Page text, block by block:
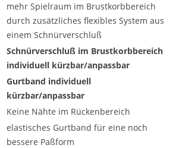
mehr Spielraum im Brustkorbbereich
durch zusätzliches flexibles System aus
einem Schnürverschluß
Schnürverschluß im Brustkorbbereich
individuell kürzbar/anpassbar
Gurtband individuell
kürzbar/anpassbar
Keine Nähte im Rückenbereich
elastisches Gurtband für eine noch
bessere Paßform